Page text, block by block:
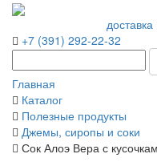
доставка
+7 (391) 292-22-32
Главная
Каталог
Полезные продукты
Джемы, сиропы и соки
Сок Алоэ Вера с